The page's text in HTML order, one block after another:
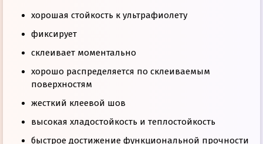
хорошая стойкость к ультрафиолету
фиксирует
склеивает моментально
хорошо распределяется по склеиваемым
поверхностям
жесткий клеевой шов
высокая хладостойкость и теплостойкость
быстрое достижение функциональной прочности